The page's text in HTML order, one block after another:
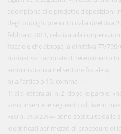
adempiono alle predette disposizioni
degli obblighi prescritti dalla direttiva
febbraio 2011, relativa alla
fiscale e che abroga la direttiva 77/
normativa nazionale di recepimento
amministrativa nel settore fiscale.»;
b) all'articolo 19, comma 1:
1) alla lettera a), n. 2, dopo le parole:
sono inserite le seguenti: «di livello
«EU n. 910/2014» sono sostituite dalle
identificati per mezzo di procedure di